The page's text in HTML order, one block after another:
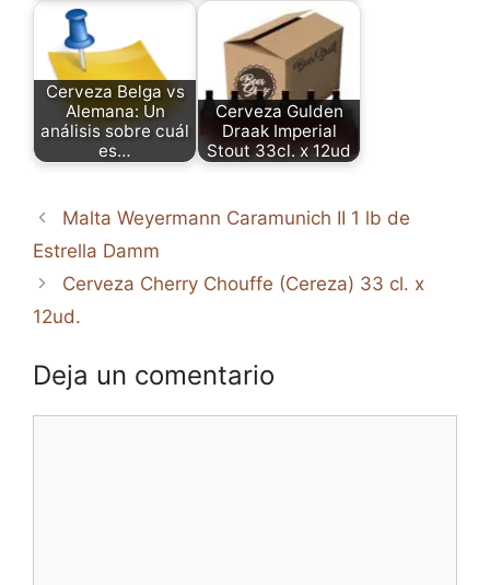
Cerveza Belga vs
Alemana: Un
análisis sobre cuál
es…
Cerveza Gulden
Draak Imperial
Stout 33cl. x 12ud
Malta Weyermann Caramunich II 1 lb de
Estrella Damm
Cerveza Cherry Chouffe (Cereza) 33 cl. x
12ud.
Deja un comentario